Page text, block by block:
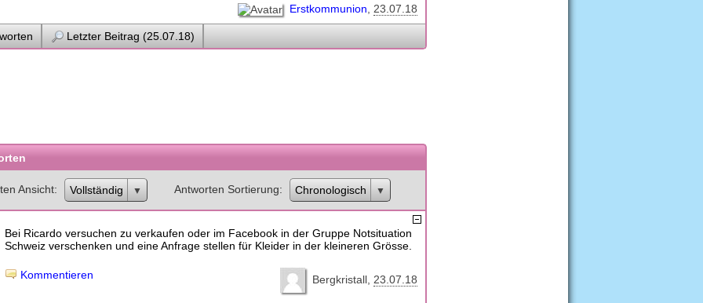
Erstkommunion
23.07.18
Letzter Beitrag (25.07.18)
Ansicht Vollständig Antworten Sortierung Chronologisch
Bei Ricardo versuchen zu verkaufen oder im Facebook in der Gruppe Notsituation
Schweiz verschenken und eine Anfrage stellen für Kleider in der kleineren Grösse.
Bergkristall 23.07.18
Kommentieren